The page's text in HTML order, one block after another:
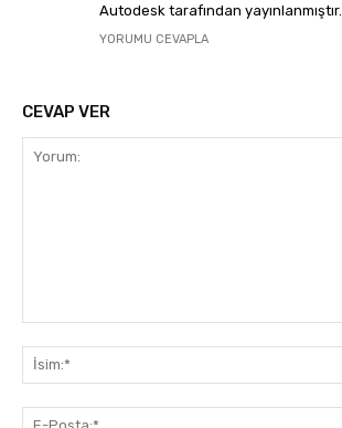
Autodesk tarafından yayınlanmıştır.
YORUMU CEVAPLA
CEVAP VER